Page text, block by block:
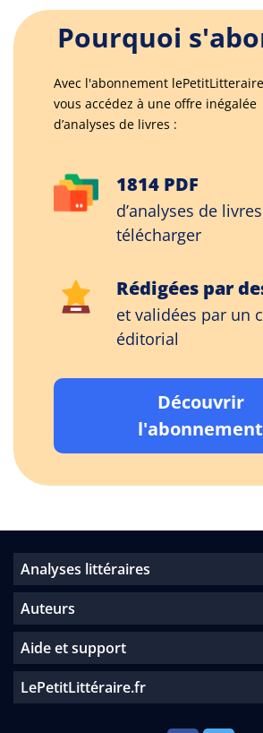
Pourquoi
Avec l'abonnement
vous accédez à une offre inégalée
d’analyses de livres :
1814 PDF
d’analyses de
télécharger
Rédigées par
et validées par un
éditorial
Découvrir
l'abonnement
Analyses littéraires
Auteurs
Aide et support
LePetitLittéraire.fr